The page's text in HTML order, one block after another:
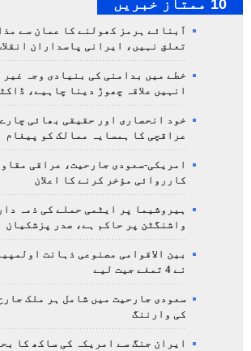
10 ممتاز خبریں
آبنائے ہرمز کھولنے کا عمان سے
تعلق نہیں، ایرانی پاسداران
خطے میں بدامنی کی بنیادی وجہ غیر
انہیں علاقہ چھوڑ دینا چاہیے،
خود انحصاری اور حقیقی بھائی
عراقچی کا ہمسایہ ممالک کو پیغام
امریکی-سعودی جارحیت، عراقی
کارروائی مؤخر کرنے کا اعلان
ہیروشیما پر ایٹمی حملے کی ذمہ
واشنگٹن پر حاکم ہے، صدر پزشکیان
بین الاقوامی مصنوعی ذہانت
نے 4 تمغے جیت لیے
سعودی جارحیت میں شامل ہر ملک
کی وارننگ
ایران جنگ سے امریکہ کی ساکھ کا